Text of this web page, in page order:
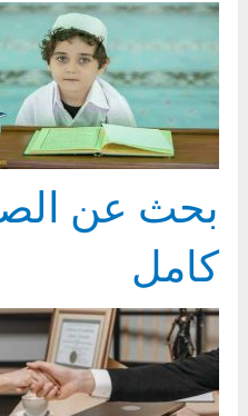
بحث عن
كامل